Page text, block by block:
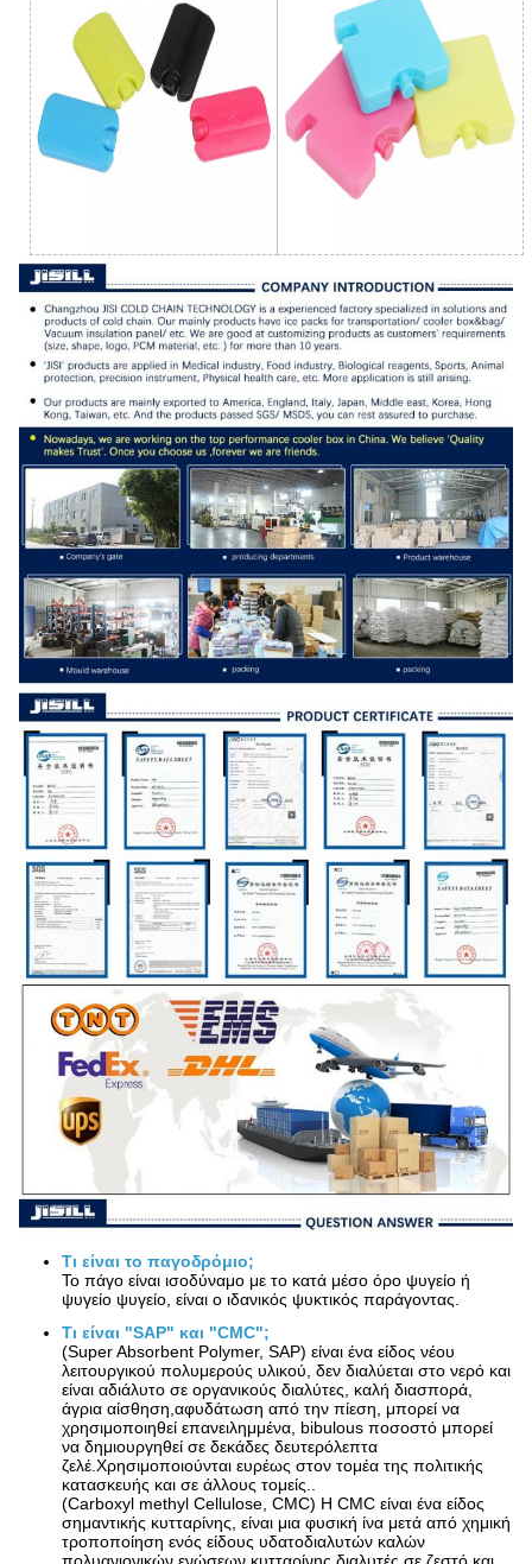
Τι είναι το παγοδρόμιο;
Το πάγο είναι ισοδύναμο με το κατά μέσο όρο ψυγείο ή
ψυγείο ψυγείο, είναι ο ιδανικός ψυκτικός παράγοντας.
Τι είναι "SAP" και "CMC";
(Super Absorbent Polymer, SAP) είναι ένα είδος νέου
λειτουργικού πολυμερούς υλικού, δεν διαλύεται στο νερό και
είναι αδιάλυτο σε οργανικούς διαλύτες, καλή διασπορά,
άγρια αίσθηση,αφυδάτωση από την πίεση, μπορεί να
χρησιμοποιηθεί επανειλημμένα, bibulous ποσοστό μπορεί
να δημιουργηθεί σε δεκάδες δευτερόλεπτα
ζελέ.Χρησιμοποιούνται ευρέως στον τομέα της πολιτικής
κατασκευής και σε άλλους τομείς..
(Carboxyl methyl Cellulose, CMC) Η CMC είναι ένα είδος
σημαντικής κυτταρίνης, είναι μια φυσική ίνα μετά από χημική
τροποποίηση ενός είδους υδατοδιαλυτών καλών
πολυανιονικών ενώσεων κυτταρίνης,διαλυτές σε ζεστό και